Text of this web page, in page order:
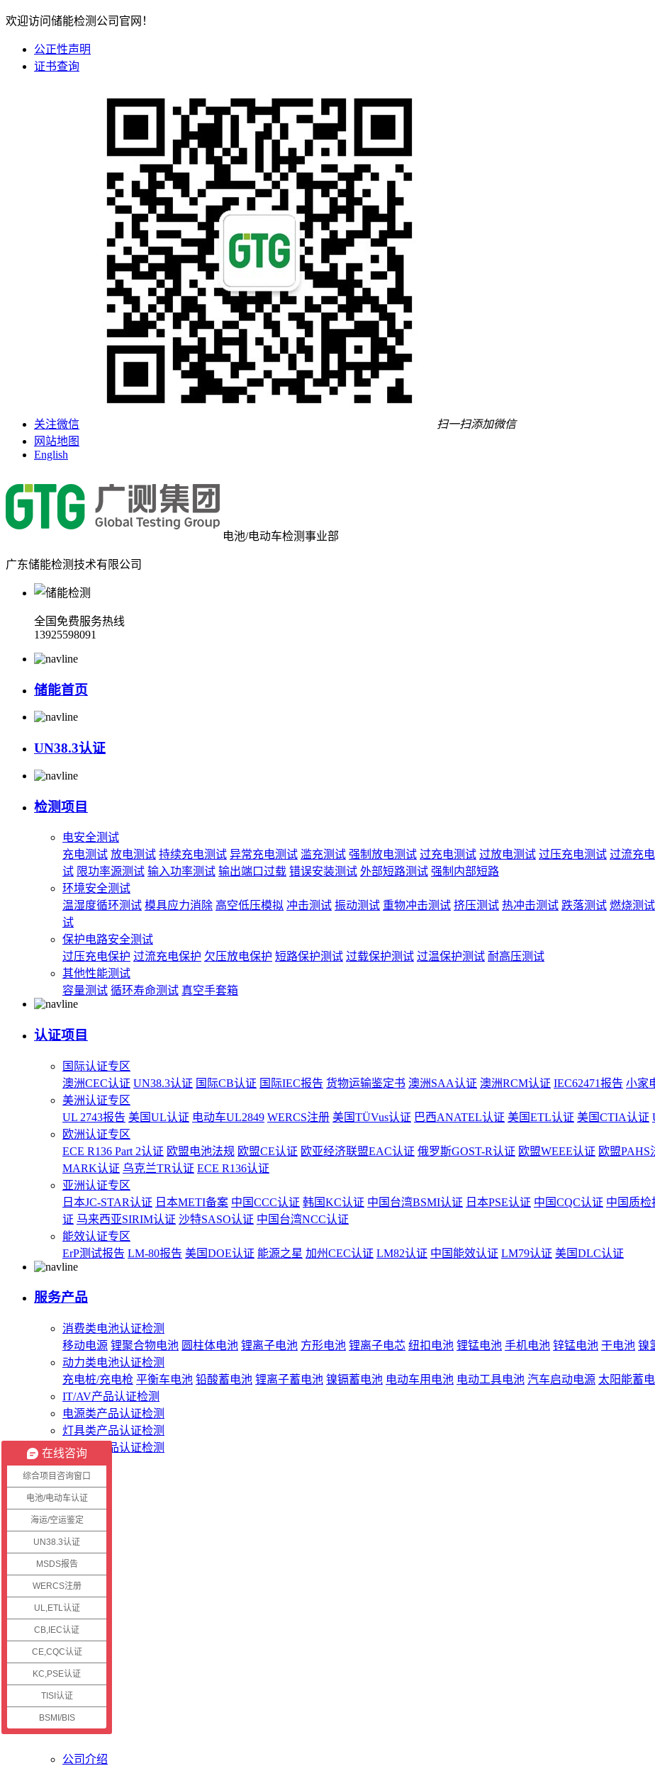
欢迎访问储能检测公司官网！
公正性声明
证书查询
关注微信
扫一扫添加微信
网站地图
English
电池/电动车检测事业部
广东储能检测技术有限公司
全国免费服务热线
13925598091
储能首页
UN38.3认证
检测项目
电安全测试
充电测试 放电测试 持续充电测试 异常充电测试 滥充测试 强制放电测试 过充电测试 过放电测试 过压充电测试 过流充
试 限功率源测试 输入功率测试 输出端口过载 错误安装测试 外部短路测试 强制内部短路
环境安全测试
温湿度循环测试 模具应力消除 高空低压模拟 冲击测试 振动测试 重物冲击测试 挤压测试 热冲击测试 跌落测试 燃烧测试
试
保护电路安全测试
过压充电保护 过流充电保护 欠压放电保护 短路保护测试 过载保护测试 过温保护测试 耐高压测试
其他性能测试
容量测试 循环寿命测试 真空手套箱
认证项目
国际认证专区
澳洲CEC认证 UN38.3认证 国际CB认证 国际IEC报告 货物运输鉴定书 澳洲SAA认证 澳洲RCM认证 IEC62471报告 小家
美洲认证专区
UL 2743报告 美国UL认证 电动车UL2849 WERCS注册 美国TÜVus认证 巴西ANATEL认证 美国ETL认证 美国CTIA认证
欧洲认证专区
ECE R136 Part 2认证 欧盟电池法规 欧盟CE认证 欧亚经济联盟EAC认证 俄罗斯GOST-R认证 欧盟WEEE认证 欧盟PAHS
MARK认证 乌克兰TR认证 ECE R136认证
亚洲认证专区
日本JC-STAR认证 日本METI备案 中国CCC认证 韩国KC认证 中国台湾BSMI认证 日本PSE认证 中国CQC认证 中国质检
证 马来西亚SIRIM认证 沙特SASO认证 中国台湾NCC认证
能效认证专区
ErP测试报告 LM-80报告 美国DOE认证 能源之星 加州CEC认证 LM82认证 中国能效认证 LM79认证 美国DLC认证
服务产品
消费类电池认证检测
移动电源 锂聚合物电池 圆柱体电池 锂离子电池 方形电池 锂离子电芯 纽扣电池 锂锰电池 手机电池 锌锰电池 干电池 镍
动力类电池认证检测
充电桩/充电枪 平衡车电池 铅酸蓄电池 锂离子蓄电池 镍镉蓄电池 电动车用电池 电动工具电池 汽车启动电源 太阳能蓄
IT/AV产品认证检测
电源类产品认证检测
灯具类产品认证检测
无线类产品认证检测
客服系统
客户登录
证书查询
报告查询
认证资讯
公司新闻
认证资讯
技术资讯
认证案例
关于储能
公司介绍
在线咨询
综合项目咨询窗口
电池/电动车认证
海运/空运鉴定
UN38.3认证
MSDS报告
WERCS注册
UL,ETL认证
CB,IEC认证
CE,CQC认证
KC,PSE认证
TISI认证
BSMI/BIS